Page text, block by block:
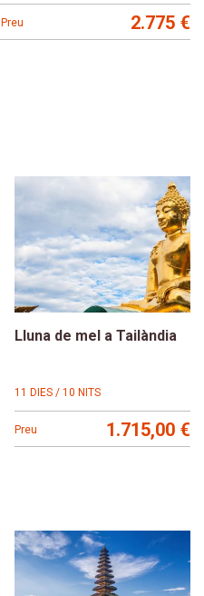
Preu 2.775 €
Lluna de mel a Tailàndia
11 DIES / 10 NITS
Preu 1.715,00 €